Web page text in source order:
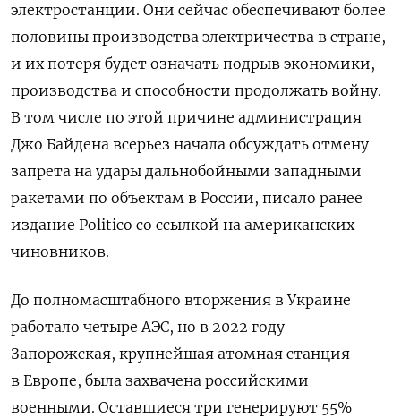
электростанции. Они сейчас обеспечивают более
половины производства электричества в стране,
и их потеря будет означать подрыв экономики,
производства и способности продолжать войну.
В том числе по этой причине администрация
Джо Байдена всерьез начала обсуждать отмену
запрета на удары дальнобойными западными
ракетами по объектам в России, писало ранее
издание Politico со ссылкой на американских
чиновников.
До полномасштабного вторжения в Украине
работало четыре АЭС, но в 2022 году
Запорожская, крупнейшая атомная станция
в Европе, была захвачена российскими
военными. Оставшиеся три генерируют 55%